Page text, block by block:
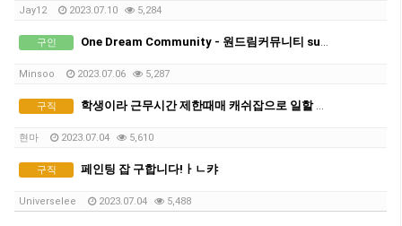
Jay12 2023.07.10 5,284
구인 One Dream Community - 원드림커뮤니티 support worker (케어러선생님) 모집합니다 :)
Minsoo 2023.07.06 5,287
구직 학생이라 근무시간 제한때매 캐쉬잡으로 일할 곳 찾습니다
현마 2023.07.04 5,610
구직 페인팅 잡 구합니다!ㅏㄴ캬
Universelee 2023.07.04 5,488